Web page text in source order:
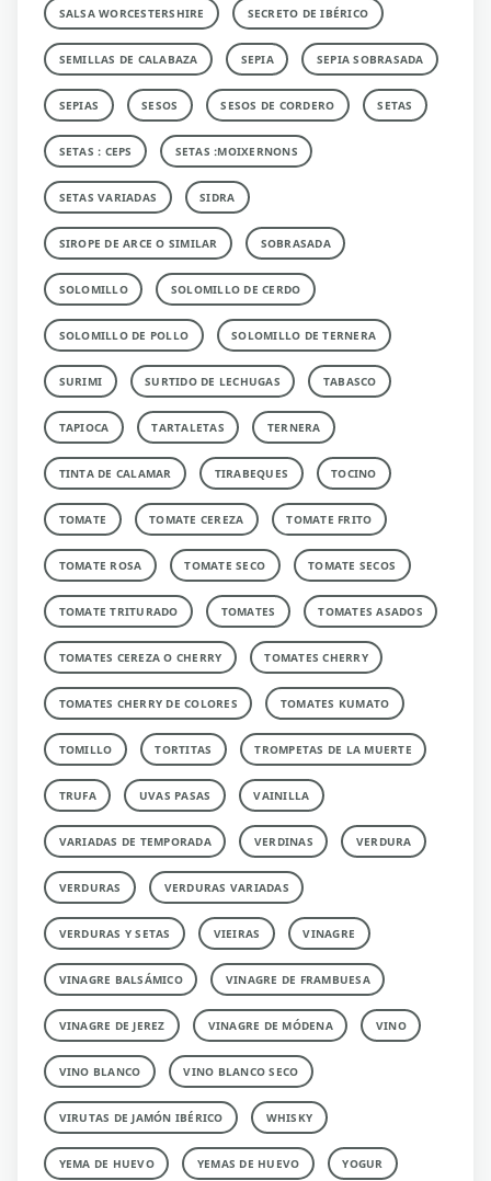
SALSA WORCESTERSHIRE SECRETO DE IBÉRICO
SEMILLAS DE CALABAZA SEPIA SEPIA SOBRASADA
SEPIAS SESOS SESOS DE CORDERO SETAS
SETAS : CEPS SETAS :MOIXERNONS
SETAS VARIADAS SIDRA
SIROPE DE ARCE O SIMILAR SOBRASADA
SOLOMILLO SOLOMILLO DE CERDO
SOLOMILLO DE POLLO SOLOMILLO DE TERNERA
SURIMI SURTIDO DE LECHUGAS TABASCO
TAPIOCA TARTALETAS TERNERA
TINTA DE CALAMAR TIRABEQUES TOCINO
TOMATE TOMATE CEREZA TOMATE FRITO
TOMATE ROSA TOMATE SECO TOMATE SECOS
TOMATE TRITURADO TOMATES TOMATES ASADOS
TOMATES CEREZA O CHERRY TOMATES CHERRY
TOMATES CHERRY DE COLORES TOMATES KUMATO
TOMILLO TORTITAS TROMPETAS DE LA MUERTE
TRUFA UVAS PASAS VAINILLA
VARIADAS DE TEMPORADA VERDINAS VERDURA
VERDURAS VERDURAS VARIADAS
VERDURAS Y SETAS VIEIRAS VINAGRE
VINAGRE BALSÁMICO VINAGRE DE FRAMBUESA
VINAGRE DE JEREZ VINAGRE DE MÓDENA VINO
VINO BLANCO VINO BLANCO SECO
VIRUTAS DE JAMÓN IBÉRICO WHISKY
YEMA DE HUEVO YEMAS DE HUEVO YOGUR